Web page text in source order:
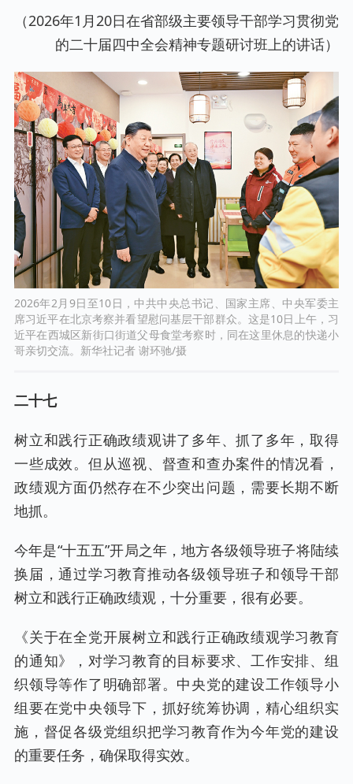
（2026年1月20日在省部级主要领导干部学习贯彻党
的二十届四中全会精神专题研讨班上的讲话）
2026年2月9日至10日，中共中央总书记、国家主席、中央军委主
席习近平在北京考察并看望慰问基层干部群众。这是10日上午，习
近平在西城区新街口街道父母食堂考察时，同在这里休息的快递小
哥亲切交流。新华社记者 谢环驰/摄
二十七
树立和践行正确政绩观讲了多年、抓了多年，取得
一些成效。但从巡视、督查和查办案件的情况看，
政绩观方面仍然存在不少突出问题，需要长期不断
地抓。
今年是“十五五”开局之年，地方各级领导班子将陆续
换届，通过学习教育推动各级领导班子和领导干部
树立和践行正确政绩观，十分重要，很有必要。
《关于在全党开展树立和践行正确政绩观学习教育
的通知》，对学习教育的目标要求、工作安排、组
织领导等作了明确部署。中央党的建设工作领导小
组要在党中央领导下，抓好统筹协调，精心组织实
施，督促各级党组织把学习教育作为今年党的建设
的重要任务，确保取得实效。